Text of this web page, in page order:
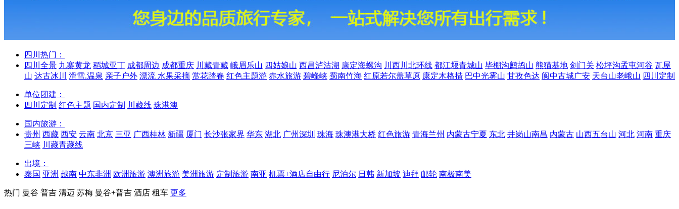
四川热门：
四川全景 九寨黄龙 稻城亚丁 成都周边 成都重庆 川藏青藏 峨眉乐山 四姑娘山 西昌泸沽湖 康定海螺沟 川西川北环线 都江堰青城山 毕棚沟鹧鸪山 熊猫基地 剑门关 松坪沟孟屯河谷 瓦屋
山 达古冰川 滑雪.温泉 亲子户外 漂流 水果采摘 赏花踏春 红色主题游 赤水旅游 碧峰峡 蜀南竹海 红原若尔盖草原 康定木格措 巴中光雾山 甘孜色达 阆中古城广安 天台山老峨山 四川定制
单位团建：
四川定制 红色主题 国内定制 川藏线 珠港澳
国内旅游：
贵州 西藏 西安 云南 北京 三亚 广西桂林 新疆 厦门 长沙张家界 华东 湖北 广州深圳 珠海 珠澳港大桥 红色旅游 青海兰州 内蒙古宁夏 东北 井岗山南昌 内蒙古 山西五台山 河北 河南 重庆
三峡 川藏青藏线
出境：
泰国 亚洲 越南 中东非洲 欧洲旅游 澳洲旅游 美洲旅游 定制旅游 南亚 机票+酒店自由行 尼泊尔 日韩 新加坡 迪拜 邮轮 南极南美
热门 曼谷 普吉 清迈 苏梅 曼谷+普吉 酒店 租车 更多